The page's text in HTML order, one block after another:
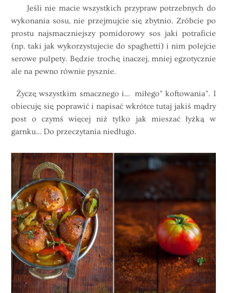
Jeśli nie macie wszystkich przypraw potrzebnych do
wykonania sosu, nie przejmujcie się zbytnio. Zróbcie po
prostu najsmaczniejszy pomidorowy sos jaki potraficie
(np. taki jak wykorzystujecie do spaghetti) i nim polejcie
serowe pulpety. Będzie trochę inaczej, mniej egzotycznie
ale na pewno równie pysznie.
Życzę wszystkim smacznego i… miłego” koftowania”. I
obiecuję się poprawić i napisać wkrótce tutaj jakiś mądry
post o czymś więcej niż tylko jak mieszać łyżką w
garnku… Do przeczytania niedługo.